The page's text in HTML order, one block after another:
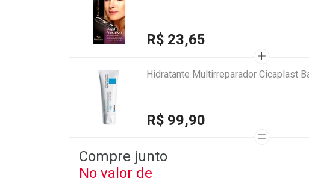
R$ 23,65
Hidratante Multirreparador Cicaplast
R$ 99,90
Compre junto
No valor de